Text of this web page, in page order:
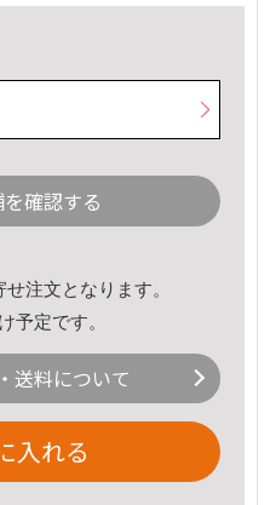
確認する
注文となります。
予定です。
送料について
入れる